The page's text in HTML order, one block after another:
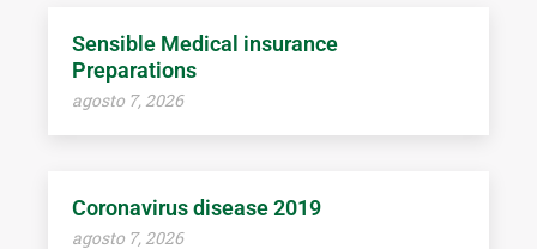
Sensible Medical insurance
Preparations
agosto 7, 2026
Coronavirus disease 2019
agosto 7, 2026